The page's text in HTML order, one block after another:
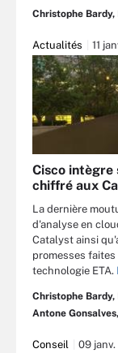
Christophe Bardy,
Actualités 11
Cisco intègre
chiffré aux
La dernière
d'analyse en
Catalyst ainsi
promesses
technologie ETA.
Christophe Bardy,
Antone Gonsalves,
Conseil 09 janv.